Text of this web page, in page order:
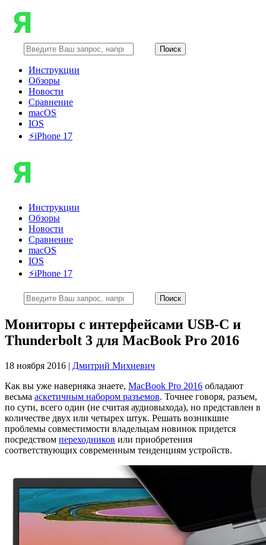
Инструкции
Обзоры
Новости
Сравнение
macOS
IOS
⚡️iPhone 17
Инструкции
Обзоры
Новости
Сравнение
macOS
IOS
⚡️iPhone 17
Мониторы с интерфейсами USB-C и
Thunderbolt 3 для MacBook Pro 2016
18 ноября 2016 | Дмитрий Михневич
Как вы уже наверняка знаете, MacBook Pro 2016 обладают
весьма аскетичным набором разъемов. Точнее говоря, разъем,
по сути, всего один (не считая аудиовыхода), но представлен в
количестве двух или четырех штук. Решать возникшие
проблемы совместимости владельцам новинок придется
посредством переходников или приобретения
соответствующих современным тенденциям устройств.